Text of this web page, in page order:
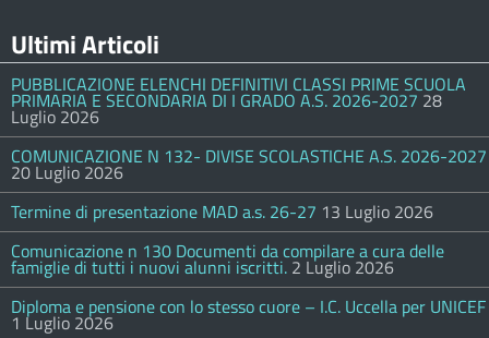
Ultimi Articoli
PUBBLICAZIONE ELENCHI DEFINITIVI CLASSI PRIME SCUOLA
PRIMARIA E SECONDARIA DI I GRADO A.S. 2026-2027 28
Luglio 2026
COMUNICAZIONE N 132- DIVISE SCOLASTICHE A.S. 2026-2027
20 Luglio 2026
Termine di presentazione MAD a.s. 26-27 13 Luglio 2026
Comunicazione n 130 Documenti da compilare a cura delle
famiglie di tutti i nuovi alunni iscritti. 2 Luglio 2026
Diploma e pensione con lo stesso cuore – I.C. Uccella per UNICEF
1 Luglio 2026